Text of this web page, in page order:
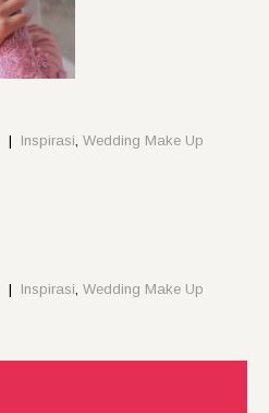
| Inspirasi, Wedding Make Up
| Inspirasi, Wedding Make Up